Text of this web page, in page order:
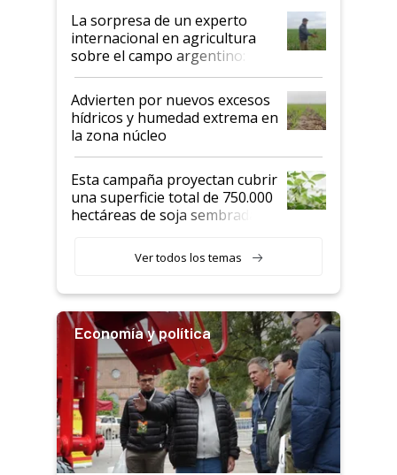
La sorpresa de un experto
internacional en agricultura
sobre el campo argentino:
"Estoy muy impresionado"
Advierten por nuevos excesos
hídricos y humedad extrema en
la zona núcleo
Esta campaña proyectan cubrir
una superficie total de 750.000
hectáreas de soja sembradas
variedades que marcan un
salto tecnológico en genética y
Ver todos los temas
Economía y política